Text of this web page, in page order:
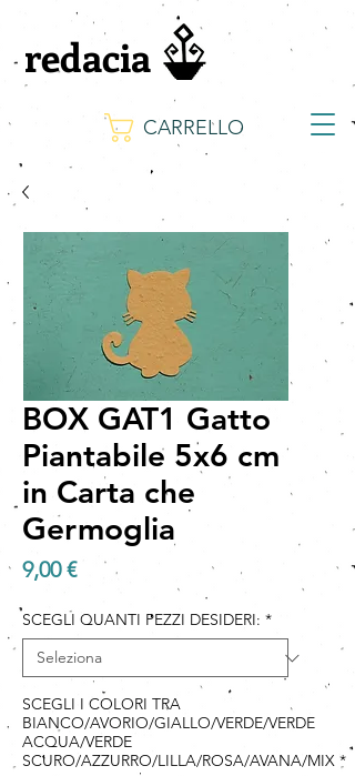
CARRELLO
redacia
BOX GAT1 Gatto
Piantabile 5x6 cm
in Carta che
Germoglia
9,00 €Prezzo
SCEGLI QUANTI PEZZI DESIDERI: *
SCEGLI I COLORI TRA
BIANCO/AVORIO/GIALLO/VERDE/VERDE
ACQUA/VERDE
SCURO/AZZURRO/LILLA/ROSA/AVANA/MIX *